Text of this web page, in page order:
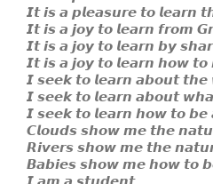
𝙄𝙩 𝙞𝙨 𝙖 𝙥𝙡𝙚𝙖𝙨𝙪𝙧𝙚 𝙩𝙤 𝙡𝙚𝙖𝙧𝙣
𝙄𝙩 𝙞𝙨 𝙖 𝙟𝙤𝙮 𝙩𝙤 𝙡𝙚𝙖𝙧𝙣 𝙛𝙧𝙤𝙢
𝙄𝙩 𝙞𝙨 𝙖 𝙟𝙤𝙮 𝙩𝙤 𝙡𝙚𝙖𝙧𝙣 𝙗𝙮
𝙄𝙩 𝙞𝙨 𝙖 𝙟𝙤𝙮 𝙩𝙤 𝙡𝙚𝙖𝙧𝙣 𝙝𝙤𝙬
𝙄 𝙨𝙚𝙚𝙠 𝙩𝙤 𝙡𝙚𝙖𝙧𝙣 𝙖𝙗𝙤𝙪𝙩
𝙄 𝙨𝙚𝙚𝙠 𝙩𝙤 𝙡𝙚𝙖𝙧𝙣 𝙖𝙗𝙤𝙪𝙩
𝙄 𝙨𝙚𝙚𝙠 𝙩𝙤 𝙡𝙚𝙖𝙧𝙣 𝙝𝙤𝙬 𝙩𝙤
𝘾𝙡𝙤𝙪𝙙𝙨 𝙨𝙝𝙤𝙬 𝙢𝙚 𝙩𝙝𝙚
𝙍𝙞𝙫𝙚𝙧𝙨 𝙨𝙝𝙤𝙬 𝙢𝙚 𝙩𝙝𝙚
𝘽𝙖𝙗𝙞𝙚𝙨 𝙨𝙝𝙤𝙬 𝙢𝙚 𝙝𝙤𝙬 𝙩𝙤